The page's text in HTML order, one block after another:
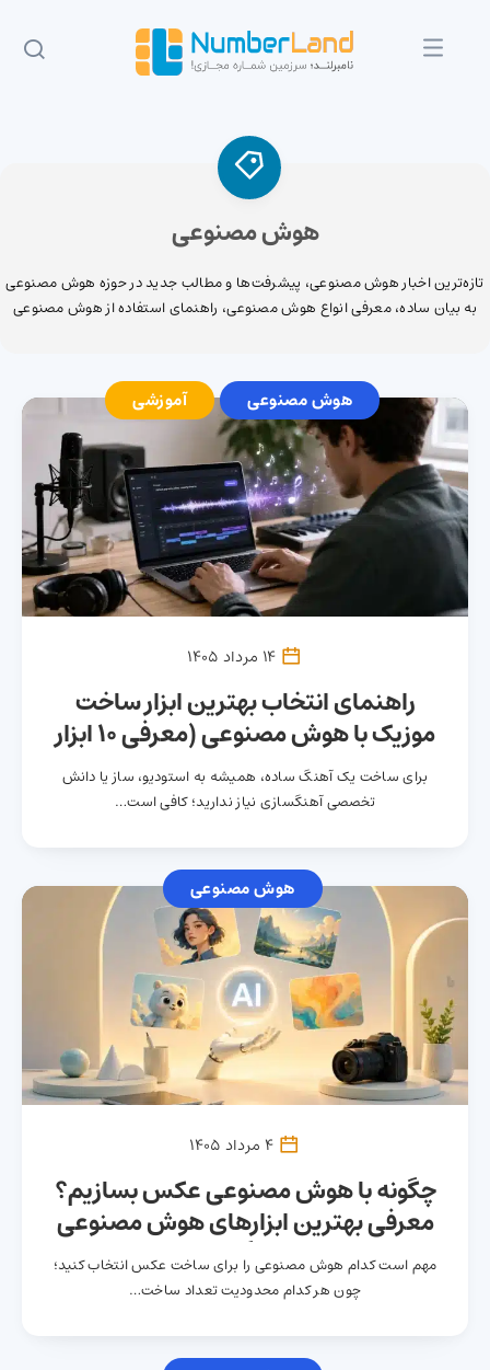
هوش مصنوعی
تازه‌ترین اخبار هوش مصنوعی، پیشرفت‌ها و مطالب جدید در حوزه هوش مصنوعی
به بیان ساده، معرفی انواع هوش مصنوعی، راهنمای استفاده از هوش مصنوعی
هوش مصنوعی آموزشی
راهنمای انتخاب بهترین ابزار ساخت
موزیک با هوش مصنوعی (معرفی 10 ابزار
برتر)
برای ساخت یک آهنگ ساده، همیشه به استودیو، ساز یا دانش
تخصصی آهنگسازی نیاز ندارید؛ کافی است…
هوش مصنوعی
چگونه با هوش مصنوعی عکس بسازیم؟
معرفی بهترین ابزارهای هوش مصنوعی
ساخت عکس رایگان و با کیفیت بالا
مهم است کدام هوش مصنوعی را برای ساخت عکس انتخاب کنید؛
چون هر کدام محدودیت تعداد ساخت…